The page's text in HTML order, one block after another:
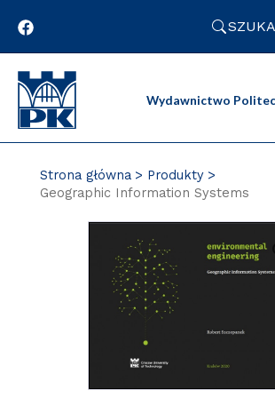
Wydawnictwo
Strona główna
Produkty
Geographic Information Systems